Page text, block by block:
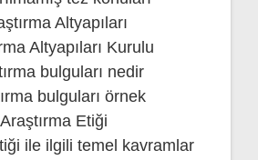
Altyapıları
Altyapıları Kurulu
bulguları nedir
bulguları örnek
Araştırma Etiği
ile ilgili temel kavramlar